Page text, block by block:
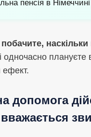
пенсія в
одночасно
допомога
вважається